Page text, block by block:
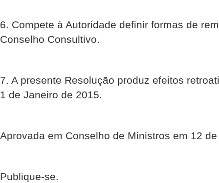
6. Compete à Autoridade definir formas de
Conselho Consultivo.
7. A presente Resolução produz efeitos
1 de Janeiro de 2015.
Aprovada em Conselho de Ministros em 12
Publique-se.